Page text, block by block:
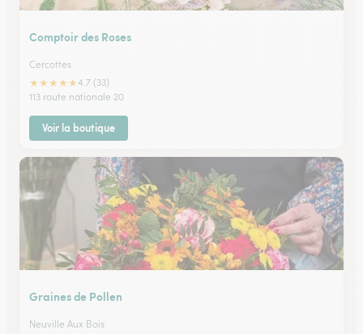
Comptoir des Roses
Cercottes
★★★★★4.7 (33)
113 route nationale 20
Voir la boutique
Graines de Pollen
Neuville Aux Bois